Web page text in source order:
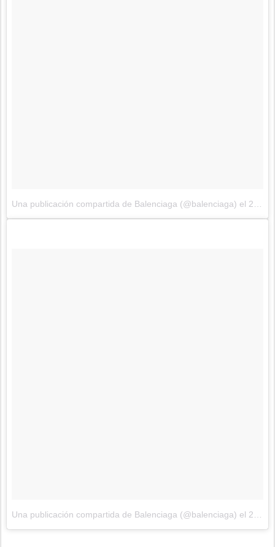
Una publicación compartida de Balenciaga (@balenciaga) el 29 de Sep de 2017 a la(s) 12:32 PDT
Una publicación compartida de Balenciaga (@balenciaga) el 29 de Sep de 2017 a la(s) 12:32 PDT